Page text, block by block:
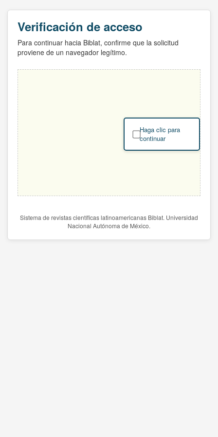
Verificación de acceso
Para continuar hacia Biblat, confirme que la solicitud
proviene de un navegador legítimo.
Haga clic para
continuar
Sistema de revistas científicas latinoamericanas Biblat. Universidad
Nacional Autónoma de México.